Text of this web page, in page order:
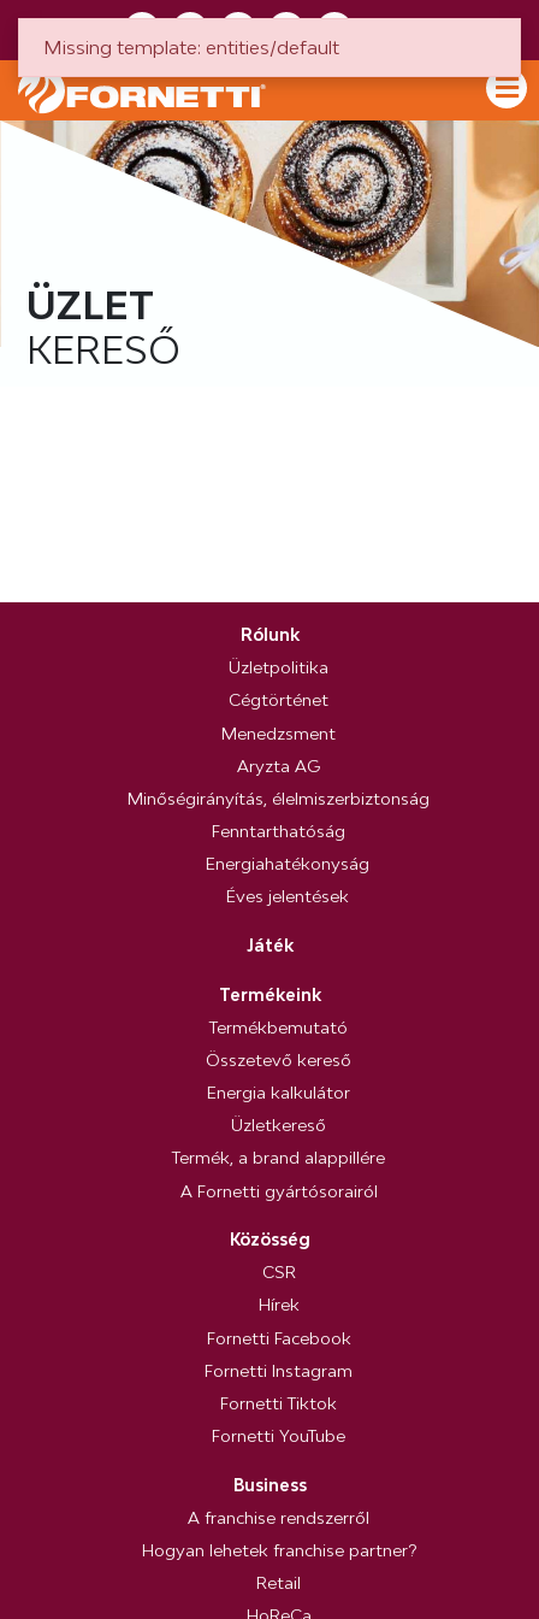
ÜZLET
KERESŐ
Rólunk
Üzletpolitika
Cégtörténet
Menedzsment
Aryzta AG
Minőségirányítás, élelmiszerbiztonság
Fenntarthatóság
Energiahatékonyság
Éves jelentések
Játék
Termékeink
Termékbemutató
Összetevő kereső
Energia kalkulátor
Üzletkereső
Termék, a brand alappillére
A Fornetti gyártósorairól
Közösség
CSR
Hírek
Fornetti Facebook
Fornetti Instagram
Fornetti Tiktok
Fornetti YouTube
Business
A franchise rendszerről
Hogyan lehetek franchise partner?
Retail
Missing template: entities/default